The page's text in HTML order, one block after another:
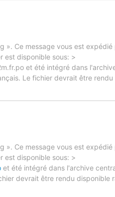
». Ce message vous est
est disponible sous: >
et été intégré dans
Le fichier devrait être
». Ce message vous est
est disponible sous: >
et été intégré dans l'archive
devrait être rendu disponible